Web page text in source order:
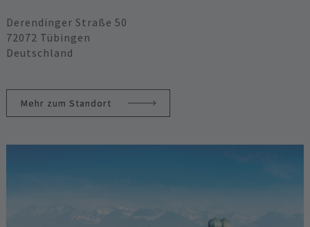
Derendinger Straße 50
72072 Tübingen
Deutschland
Mehr zum Standort